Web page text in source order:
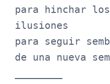
para hinchar los
ilusiones
para seguir
de una nueva